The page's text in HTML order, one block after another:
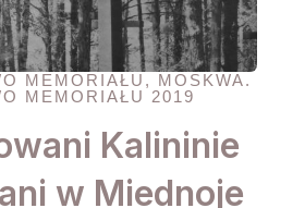
MEMORIAŁU, MOSKWA.
MEMORIAŁU 2019
Kalininie
w Miednoje